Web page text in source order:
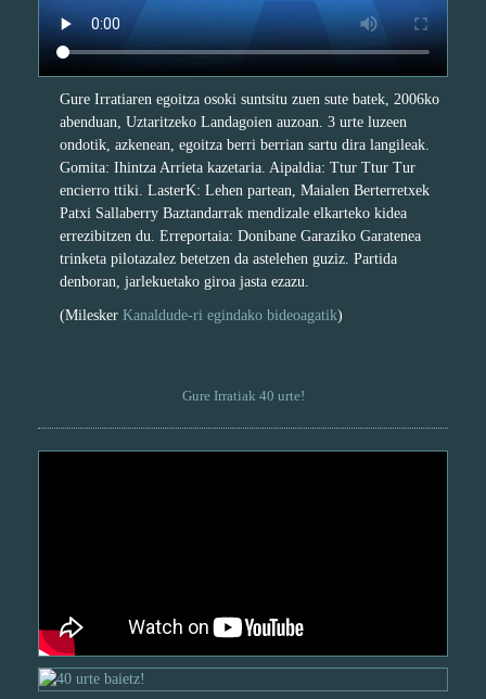
Gure Irratiaren egoitza osoki suntsitu zuen sute batek, 2006ko
abenduan, Uztaritzeko Landagoien auzoan. 3 urte luzeen
ondotik, azkenean, egoitza berri berrian sartu dira langileak.
Gomita: Ihintza Arrieta kazetaria. Aipaldia: Ttur Ttur Tur
encierro ttiki. LasterK: Lehen partean, Maialen Berterretxek
Patxi Sallaberry Baztandarrak mendizale elkarteko kidea
errezibitzen du. Erreportaia: Donibane Garaziko Garatenea
trinketa pilotazalez betetzen da astelehen guziz. Partida
denboran, jarlekuetako giroa jasta ezazu.
(Milesker Kanaldude-ri egindako bideoagatik)
Gure Irratiak 40 urte!